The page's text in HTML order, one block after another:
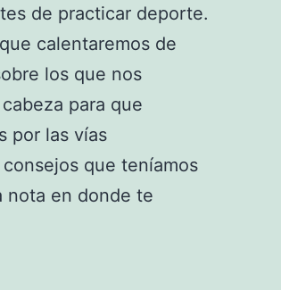
de practicar deporte.
calentaremos de
los que nos
para que
por las vías
que teníamos
nota en donde te